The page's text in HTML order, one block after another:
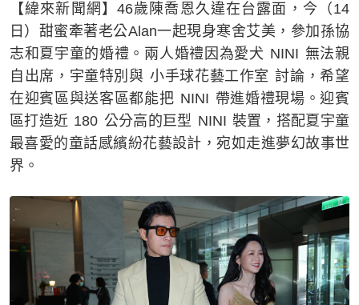
【緯來新聞網】46歲陳喬恩久違在台露面，今（14
日）甜蜜牽著老公Alan一起現身寒舍艾美，參加孫協
志和夏宇童的婚禮。兩人婚禮因為愛犬 NINI 無法親
自出席，宇童特別與 小手球花藝工作室 討論，希望
在迎賓區與送客區都能把 NINI 帶進婚禮現場。迎賓
區打造近 180 公分高的巨型 NINI 裝置，搭配夏宇童
最喜愛的童話感繽紛花藝設計，宛如走進夢幻故事世
界。